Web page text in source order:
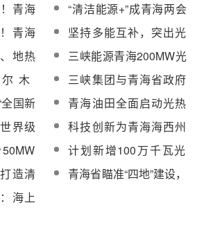
青海
万千
最高
“清洁能源+”成青海两会
热词
青海
光热
发电
坚持多能互补，突出光
热应用！青海海西州
《新能源项目入库排序
评分标准》发布
地热
术研
技创
三峡能源青海200MW光
热发电项目启动业主工
程师服务招标
木
1GW
项目
示
三峡集团与青海省政府
签署共同打造生态文明
和清洁能源产业高地合
作协议
国新
”主力
青海油田全面启动光热
替代利用等3项科研课题
研究工作
界级
科技创新为青海海西州
重点产业别开新径
发电
计划新增100万千瓦光
热发电装机！青海省十
四五能源发展规划正式
造清
青海省瞄准“四地”建设，
海上